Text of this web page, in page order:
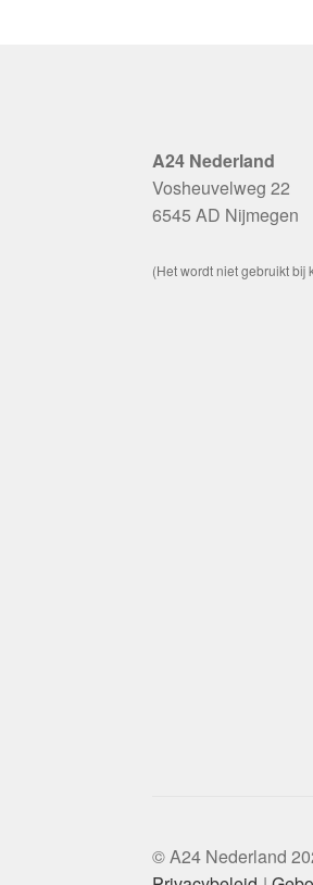
A24 Nederland
Vosheuvelweg 22
6545 AD Nijmegen
(Het wordt niet gebruikt bij
© A24 Nederland